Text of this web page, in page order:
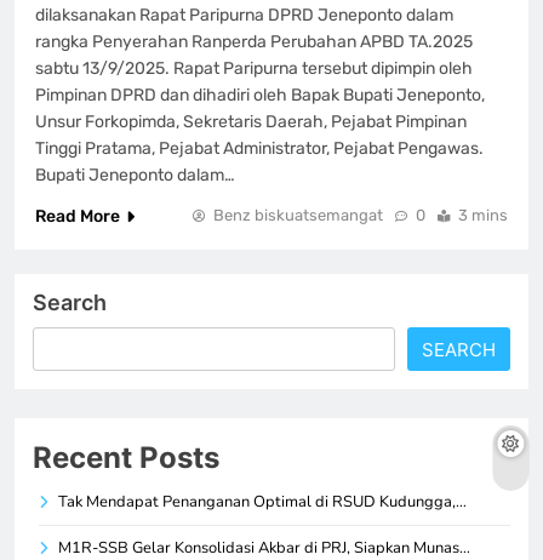
dilaksanakan Rapat Paripurna DPRD Jeneponto dalam
rangka Penyerahan Ranperda Perubahan APBD TA.2025
sabtu 13/9/2025. Rapat Paripurna tersebut dipimpin oleh
Pimpinan DPRD dan dihadiri oleh Bapak Bupati Jeneponto,
Unsur Forkopimda, Sekretaris Daerah, Pejabat Pimpinan
Tinggi Pratama, Pejabat Administrator, Pejabat Pengawas.
Bupati Jeneponto dalam…
Read More
Benz biskuatsemangat 0 3 mins
Search
SEARCH
Recent Posts
Tak Mendapat Penanganan Optimal di RSUD Kudungga,…
M1R-SSB Gelar Konsolidasi Akbar di PRJ, Siapkan Munas…